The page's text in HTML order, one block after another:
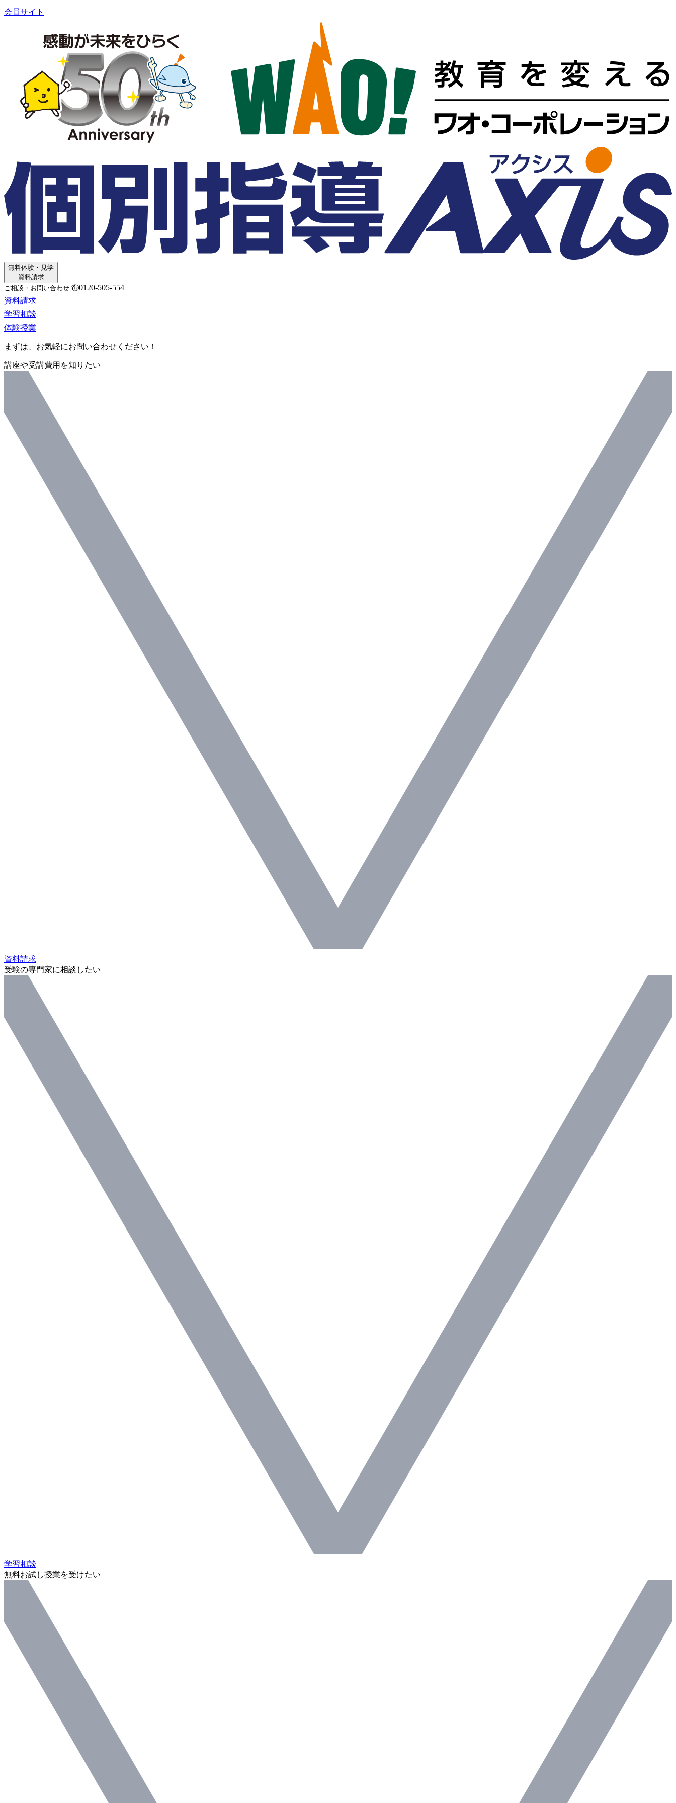
会員サイト
無料体験・見学
資料請求
ご相談・お問い合わせ
0120-505-554
資料請求
学習相談
体験授業
まずは、お気軽にお問い合わせください！
講座や受講費用を知りたい
資料請求
受験の専門家に相談したい
学習相談
無料お試し授業を受けたい